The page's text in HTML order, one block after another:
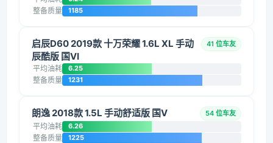
整备质量 1185
启辰D60 2019款 十万荣耀 1.6L XL 手动
辰酷版 国VI
41 位车友
平均油耗 6.25
整备质量 1231
朗逸 2018款 1.5L 手动舒适版 国V 54 位车友
平均油耗 6.26
整备质量 1225